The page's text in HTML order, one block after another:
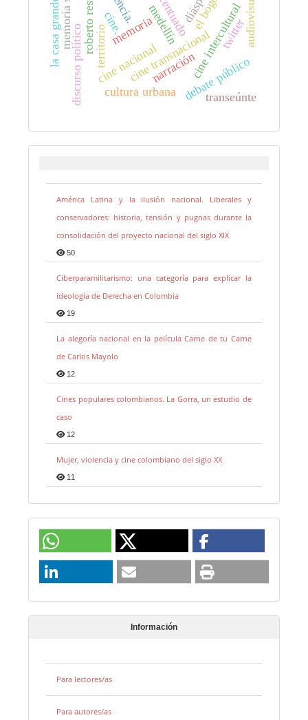
cine nacionalcine transnacionalcine intercultural
medellín
narración
territoriomemoria
cine.
debate público
discurso político twitteraudiovisual.
cultura urbana transeúnte
la casa grande
América Latina y la ilusión nacional. Liberales y
conservadores: historia, tensión y pugnas durante la
consolidación del proyecto nacional del siglo XIX
50
Ciberparamilitarismo: una categoría para explicar la
ideología de Derecha en Colombia
19
La alegoría nacional en la película Carne de tu Carne
de Carlos Mayolo
12
Cines populares colombianos. La Gorra, un estudio de
caso
12
Mujer, violencia y cine colombiano del siglo XX
11
Información
Para lectores/as
Para autores/as